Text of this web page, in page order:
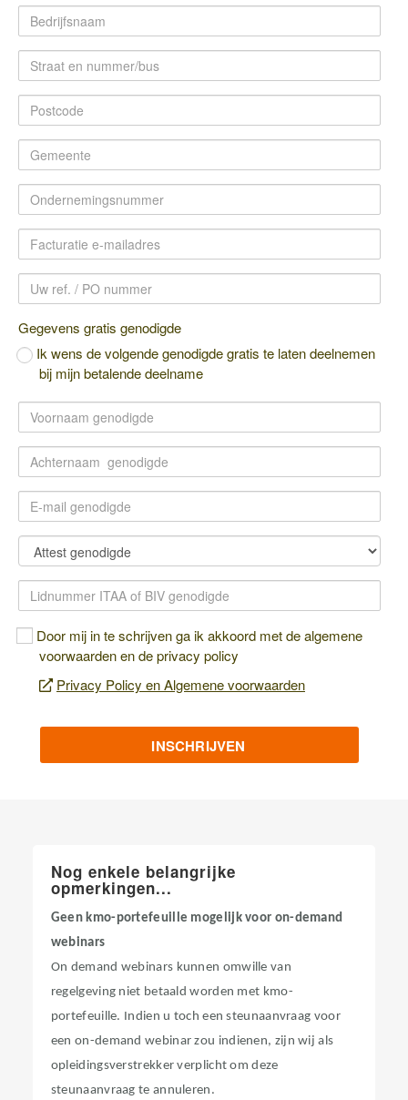
Gegevens gratis genodigde
Ik wens de volgende genodigde gratis te laten deelnemen
bij mijn betalende deelname
Door mij in te schrijven ga ik akkoord met de algemene
voorwaarden en de privacy policy
Privacy Policy en Algemene voorwaarden
INSCHRIJVEN
Nog enkele belangrijke
opmerkingen...
Geen kmo-portefeuille mogelijk voor on-demand
webinars
On demand webinars kunnen omwille van
regelgeving niet betaald worden met kmo-
portefeuille. Indien u toch een steunaanvraag voor
een on-demand webinar zou indienen, zijn wij als
opleidingsverstrekker verplicht om deze
steunaanvraag te annuleren.